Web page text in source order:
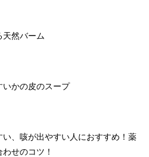
天然バーム
いかの皮のスープ
い、咳が出やすい人におすすめ！薬
せのコツ！